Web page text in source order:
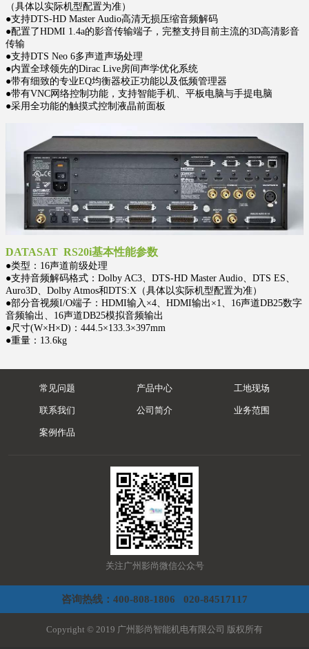
（具体以实际机型配置为准）
●支持DTS-HD Master Audio高清无损压缩音频解码
●配置了HDMI 1.4a的影音传输端子，完整支持目前主流的3D高清影音
传输
●支持DTS Neo 6多声道声场处理
●内置全球领先的Dirac Live房间声学优化系统
●带有细致的专业EQ均衡器校正功能以及低频管理器
●带有VNC网络控制功能，支持智能手机、平板电脑与手提电脑
●采用全功能的触摸式控制液晶前面板
DATASAT RS20i基本性能参数
●类型：16声道前级处理
●支持音频解码格式：Dolby AC3、DTS-HD Master Audio、DTS ES、
Auro3D、Dolby Atmos和DTS:X（具体以实际机型配置为准）
●部分音视频I/O端子：HDMI输入×4、HDMI输出×1、16声道DB25数字
音频输出、16声道DB25模拟音频输出
●尺寸(W×H×D)：444.5×133.3×397mm
●重量：13.6kg
常见问题 产品中心 工地现场
联系我们 公司简介 业务范围
案例作品
关注广州影尚微信公众号
咨询热线：400-808-1806 020-84517117
Copyright © 2019 广州影尚智能机电有限公司 版权所有